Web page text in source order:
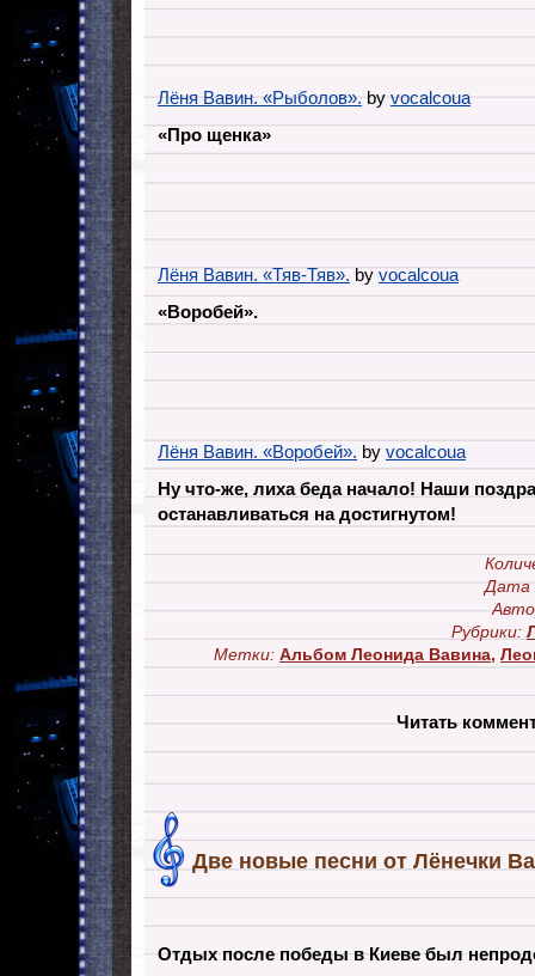
Лёня Вавин. «Рыболов».byvocalcoua
«Про щенка»
Лёня Вавин. «Тяв-Тяв».byvocalcoua
«Воробей».
Лёня Вавин. «Воробей». by vocalcoua
Ну что-же, лиха беда начало! Наши
останавливаться на достигнутом!
Дата
Рубрики:
Метки: Альбом Леонида Вавина,
Читать
Две новые песни от Лёнечки
Отдых после победы в Киеве был